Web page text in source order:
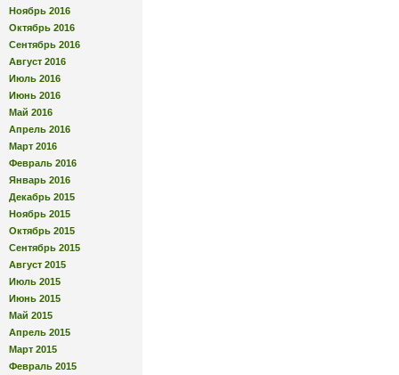
Ноябрь 2016
Октябрь 2016
Сентябрь 2016
Август 2016
Июль 2016
Июнь 2016
Май 2016
Апрель 2016
Март 2016
Февраль 2016
Январь 2016
Декабрь 2015
Ноябрь 2015
Октябрь 2015
Сентябрь 2015
Август 2015
Июль 2015
Июнь 2015
Май 2015
Апрель 2015
Март 2015
Февраль 2015